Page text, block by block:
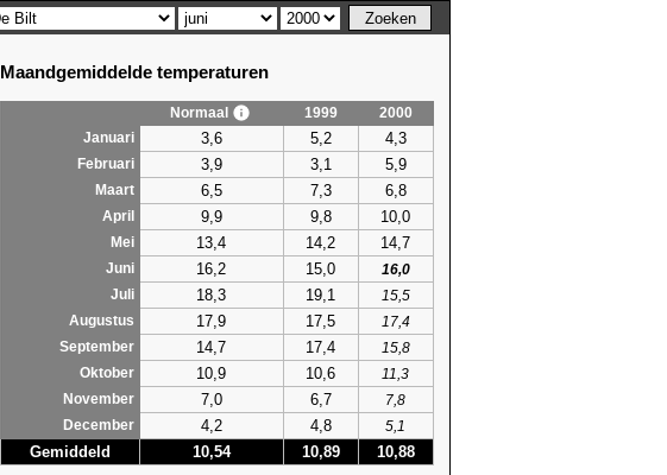
Maandgemiddelde temperaturen
Normaal 1999
2000
Januari
3,6 5,2 4,3
Februari 3,9 3,1 5,9
Maart 6,5 7,3 6,8
April 9,9 9,8 10,0
Mei 13,4 14,2 14,7
Juni 16,2 15,0
16,0
Juli
18,3 19,1
15,5
Augustus
17,9 17,5
17,4
September
14,7 17,4
15,8
Oktober
10,9 10,6
11,3
November
7,0 6,7
7,8
December
4,2 4,8 5,1
Gemiddeld 10,54 10,89 10,88